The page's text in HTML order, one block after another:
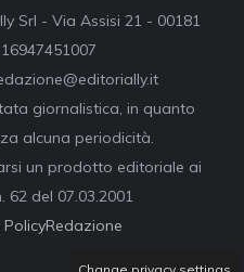
Srl - Via Assisi 21 - 00181
giornalistica, in quanto
alcuna periodicità.
un prodotto editoriale ai
62 del 07.03.2001
PolicyRedazione